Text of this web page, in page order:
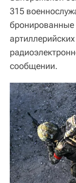
315
сообщении.